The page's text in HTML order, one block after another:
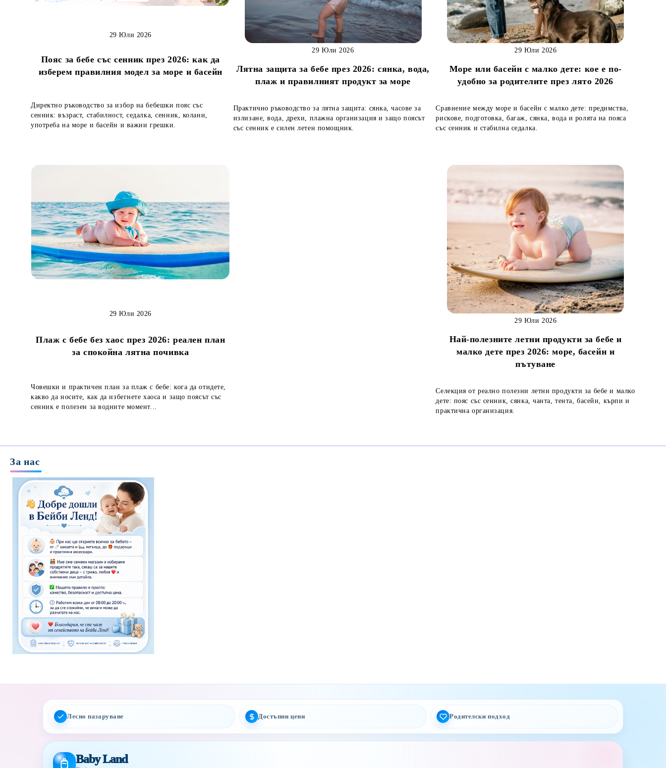
Пояс за бебе със сенник през 2026: как да
изберем правилния модел за море и басейн
29 Юли 2026
Директно ръководство за избор на бебешки пояс със
сенник: възраст, стабилност, седалка, сенник, колани,
употреба на море и басейн и важни грешки.
Лятна защита за бебе през 2026: сянка, вода,
плаж и правилният продукт за море
29 Юли 2026
Практично ръководство за лятна защита: сянка, часове за
излизане, вода, дрехи, плажна организация и защо поясът
със сенник е силен летен помощник.
Море или басейн с малко дете: кое е по-
удобно за родителите през лято 2026
29 Юли 2026
Сравнение между море и басейн с малко дете: предимства,
рискове, подготовка, багаж, сянка, вода и ролята на пояса
със сенник и стабилна седалка.
Плаж с бебе без хаос през 2026: реален план
за спокойна лятна почивка
29 Юли 2026
Човешки и практичен план за плаж с бебе: кога да отидете,
какво да носите, как да избегнете хаоса и защо поясът със
сенник е полезен за водните момент...
Най-полезните летни продукти за бебе и
малко дете през 2026: море, басейн и
пътуване
29 Юли 2026
Селекция от реално полезни летни продукти за бебе и малко
дете: пояс със сенник, сянка, чанта, тента, басейн, кърпи и
практична организация.
За нас
Лесно пазаруване Достъпни цени Родителски подход
Baby Land